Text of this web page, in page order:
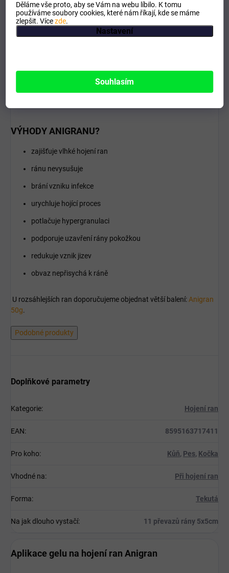
Děláme vše proto, aby se Vám na webu líbilo. K tomu
používáme soubory cookies, které nám říkají, kde se máme
zlepšit. Vícezde.
Nastavení
Souhlasím
VÝHODY ANIGRANU?
zajišťuje vlhké hojení ran
ránu nevysušuje
brání vzniku infekce
urychluje hojící proces
potlačuje hypergranulaci
podporuje uzavření rány pokožkou
redukuje vznik jizev
obvaz nepřisychá k ráně
U rozsáhlejších ran doporučujeme objednat větší balení: Anigran
50g.
Podobné produkty
Doplňkové parametry
Kategorie: Hojení ran
EAN: 8595163717411
Pro koho: Kůň, Pes, Kočka
Vhodné na: Při hojení ran
Forma: Tekutá
Na jak dlouho vystačí: 11 převazů rány 5x5cm
Aplikace gelu na hojení ran Anigran